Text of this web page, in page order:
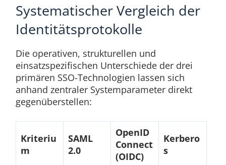
Systematischer Vergleich der
Identitätsprotokolle
Die operativen, strukturellen und
einsatzspezifischen Unterschiede der drei
primären SSO-Technologien lassen sich
anhand zentraler Systemparameter direkt
gegenüberstellen:
Kriteriu
m
SAML
2.0
OpenID
Connect
(OIDC)
Kerbero
s